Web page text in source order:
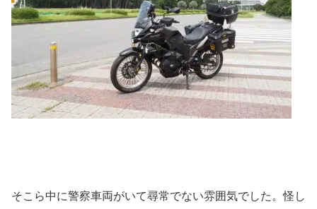
そこら中に警察車両がいて尋常でない雰囲気でした。怪し